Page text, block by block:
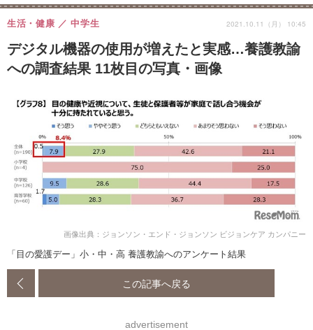
デジタル機器の使用が増えたと実感…養護教諭
への調査結果 11枚目の写真・画像
生活・健康 中学生 2021.10.11（月） 10:45
画像出典：ジョンソン・エンド・ジョンソン ビジョンケア カンパニー
「目の愛護デー」小・中・高 養護教諭へのアンケート結果
この記事へ戻る
advertisement